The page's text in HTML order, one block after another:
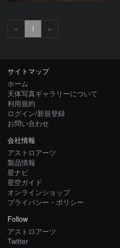
« 1 »
サイトマップ
ホーム
天体写真ギャラリーについて
利用規約
ログイン/新規登録
お問い合わせ
会社情報
アストロアーツ
製品情報
星ナビ
星空ガイド
オンラインショップ
プライバシー・ポリシー
Follow
アストロアーツ
Twitter